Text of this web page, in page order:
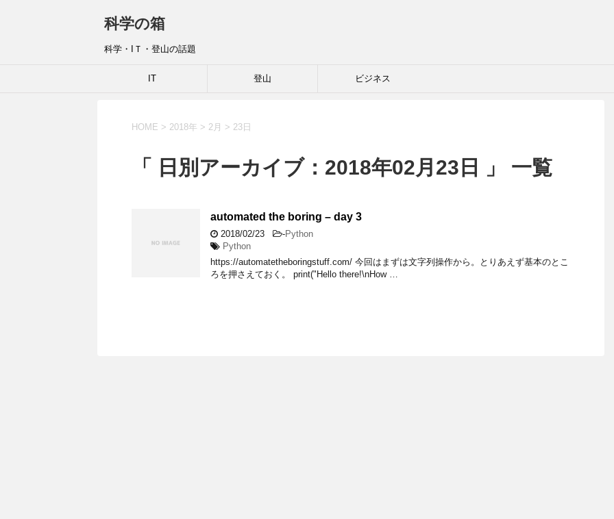
科学の箱
科学・IＴ・登山の話題
IT 登山 ビジネス
HOME > 2018年 > 2月 > 23日
「 日別アーカイブ：2018年02月23日 」 一覧
automated the boring – day 3
2018/02/23 -Python
Python
https://automatetheboringstuff.com/ 今回はまずは文字列操作から。とりあえず基本のとこ
ろを押さえておく。 print("Hello there!\nHow …